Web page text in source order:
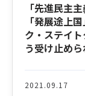
「先進民主
「発展途上
ク・ステイ
う受け止め
2021.09.17